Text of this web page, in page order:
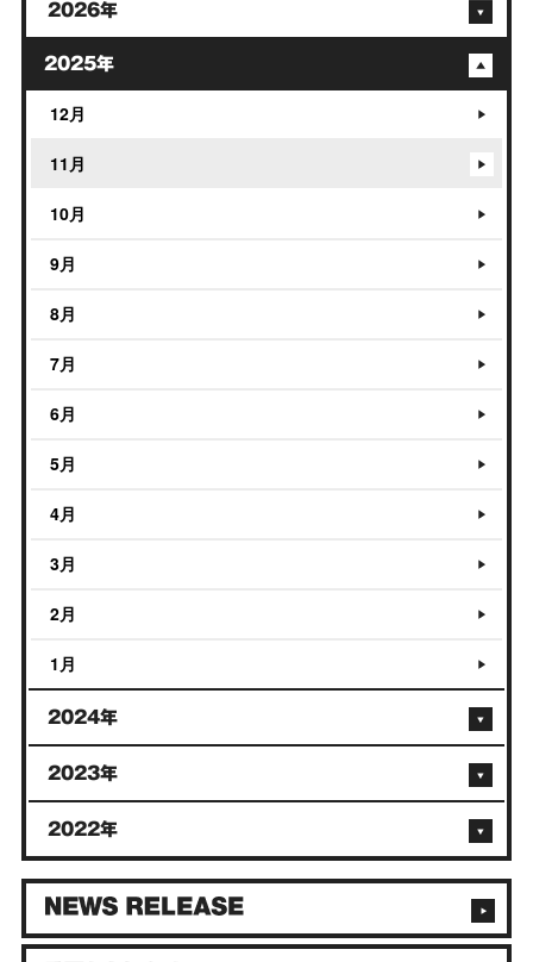
2026年
2025年
12月
11月
10月
9月
8月
7月
6月
5月
4月
3月
2月
1月
2024年
2023年
2022年